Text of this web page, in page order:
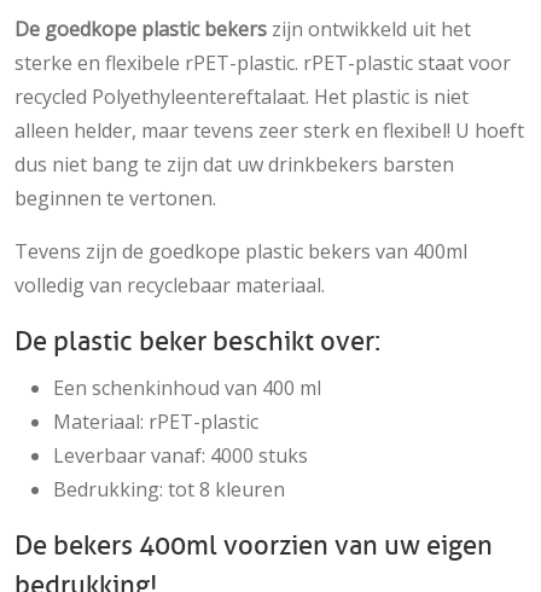
De goedkope plastic bekers zijn ontwikkeld uit het
sterke en flexibele rPET-plastic. rPET-plastic staat voor
recycled Polyethyleentereftalaat. Het plastic is niet
alleen helder, maar tevens zeer sterk en flexibel! U hoeft
dus niet bang te zijn dat uw drinkbekers barsten
beginnen te vertonen.
Tevens zijn de goedkope plastic bekers van 400ml
volledig van recyclebaar materiaal.
De plastic beker beschikt over:
Een schenkinhoud van 400 ml
Materiaal: rPET-plastic
Leverbaar vanaf: 4000 stuks
Bedrukking: tot 8 kleuren
De bekers 400ml voorzien van uw eigen
bedrukking!